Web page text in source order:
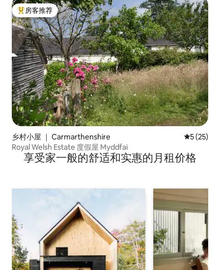
热门「房客推荐」
房客推荐
乡村小屋 ｜ Carmarthenshire 平均评分
5 (25)
Royal Welsh Estate 度假屋 Myddfai
享受家一般的舒适和实惠的月租价格